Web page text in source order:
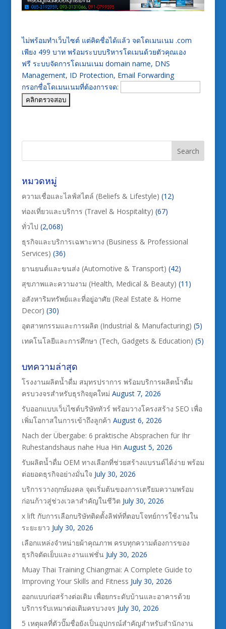
ไม่พร้อมทำเว็บไซต์ แต่คิดชื่อได้แล้ว จดโดเมนเนม .com
เพียง 499 บาท พร้อมระบบบริหารโดเมนด้วยตัวคุณเอง
ฟรี ระบบจัดการโดเมนเนม domain name, DNS
Management, ID Protection, Email Forwarding
กรอกชื่อโดเมนเนมที่ต้องการจด:
หมวดหมู่
ความเชื่อและไลฟ์สไตล์ (Beliefs & Lifestyle) (12)
ท่องเที่ยวและบริการ (Travel & Hospitality) (67)
ทั่วไป (2,068)
ธุรกิจและบริการเฉพาะทาง (Business & Professional
Services) (36)
ยานยนต์และขนส่ง (Automotive & Transport) (42)
สุขภาพและความงาม (Health, Medical & Beauty) (11)
อสังหาริมทรัพย์และที่อยู่อาศัย (Real Estate & Home
Decor) (30)
อุตสาหกรรมและการผลิต (Industrial & Manufacturing) (5)
เทคโนโลยีและการศึกษา (Tech, Gadgets & Education) (5)
บทความล่าสุด
โรงงานผลิตน้ำดื่ม สมุทรปราการ พร้อมบริการผลิตน้ำดื่ม
ครบวงจรสำหรับธุรกิจยุคใหม่ August 7, 2026
รับออกแบบเว็บไซต์บริษัททัวร์ พร้อมวางโครงสร้าง SEO เพื่อ
เพิ่มโอกาสในการเข้าถึงลูกค้า August 6, 2026
Nach der Übergabe: 6 praktische Absprachen für Ihr
Ruhestandshaus nahe Hua Hin August 5, 2026
รับผลิตน้ำดื่ม OEM ทางเลือกที่ช่วยสร้างแบรนด์ได้ง่าย พร้อม
ต่อยอดธุรกิจอย่างมั่นใจ July 30, 2026
บริการวางฤกษ์มงคล จุดเริ่มต้นของการเตรียมความพร้อม
ก่อนก้าวสู่ช่วงเวลาสำคัญในชีวิต July 30, 2026
x lift กับการเลือกบริษัทติดตั้งลิฟท์ที่ตอบโจทย์การใช้งานใน
ระยะยาว July 30, 2026
เลือกแหล่งจำหน่ายผ้าคุณภาพ ครบทุกความต้องการของ
ธุรกิจตัดเย็บและงานแฟชั่น July 30, 2026
Muay Thai Training Chiangmai: A Complete Guide to
Improving Your Skills and Fitness July 30, 2026
ออกแบบก่อสร้างต่อเติม เพื่อยกระดับบ้านและอาคารด้วย
บริการรับเหมาต่อเติมครบวงจร July 30, 2026
5 เหตุผลที่ตัวปั๊มชื่อยังเป็นอุปกรณ์สำคัญสำหรับสำนักงาน